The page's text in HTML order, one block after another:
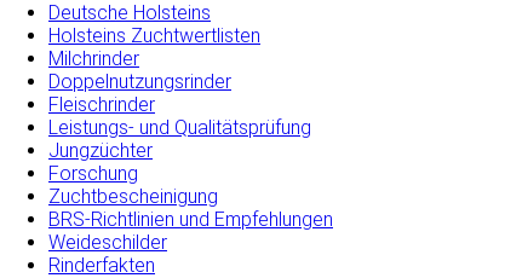
Deutsche Holsteins
Holsteins Zuchtwertlisten
Milchrinder
Doppelnutzungsrinder
Fleischrinder
Leistungs- und Qualitätsprüfung
Jungzüchter
Forschung
Zuchtbescheinigung
BRS-Richtlinien und Empfehlungen
Weideschilder
Rinderfakten